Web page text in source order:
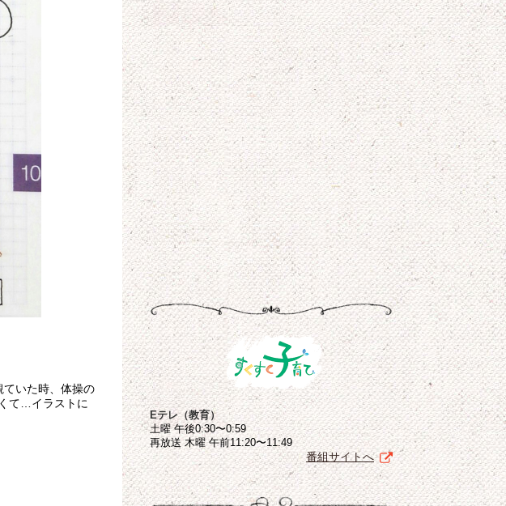
いた時、体操の
て…イラストに
Eテレ（教育）
土曜 午後0:30〜0:59
再放送 木曜 午前11:20〜11:49
番組サイトへ